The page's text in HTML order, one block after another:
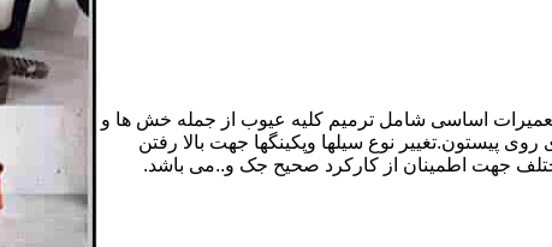
اساسی شامل ترمیم کلیه عیوب از جمله خش ها و
پیستون.تغییر نوع سیلها وپکینگها جهت بالا رفتن
جهت اطمینان از کارکرد صحیح جک و..می باشد.